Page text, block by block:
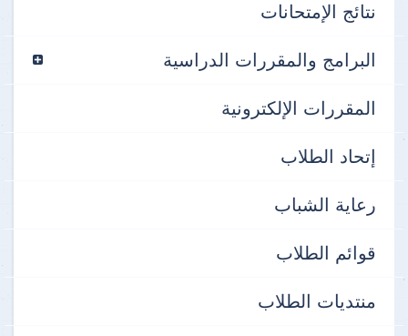
نتائج الإمتحانات
البرامج والمقررات الدراسية
المقررات الإلكترونية
إتحاد الطلاب
رعاية الشباب
قوائم الطلاب
منتديات الطلاب